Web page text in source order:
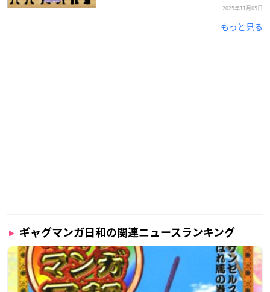
2025年11月05日
もっと見る
ギャグマンガ日和の関連ニュースランキング